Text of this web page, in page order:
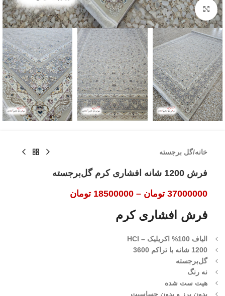
بزرگنمایی تصویر
خانه/گل برجسته
فرش 1200 شانه افشاری کرم گل‌برجسته
37000000 تومان –
18500000 تومان
فرش افشاری کرم
الیاف 100% اکریلیک – HCI
1200 شانه با تراکم 3600
گل‌برجسته
نه رنگ
هیت ست شده
بدون پرز و بدون حساسیت